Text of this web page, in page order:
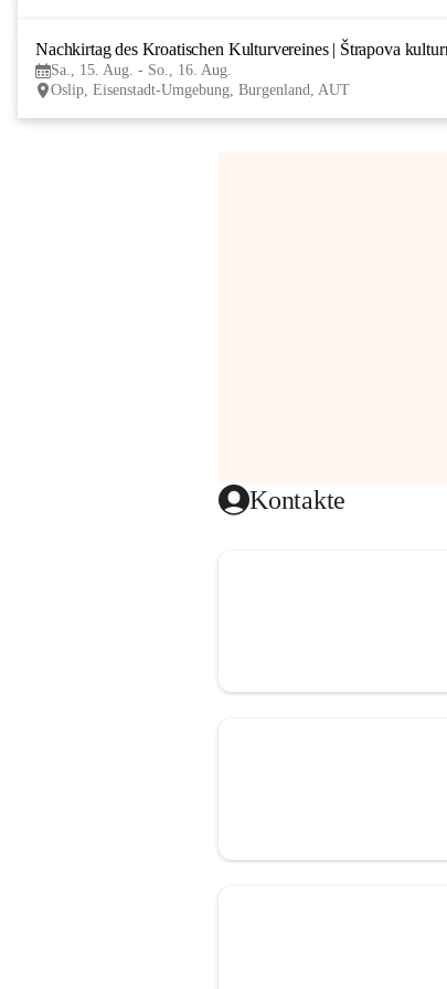
Nachkirtag des Kroatischen Kulturvereines | Štrapova
Sa., 15. Aug. - So., 16. Aug.
Oslip, Eisenstadt-Umgebung, Burgenland, AUT
Kontakte